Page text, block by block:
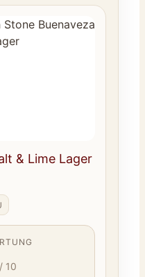
& Lime Lager
/ 10